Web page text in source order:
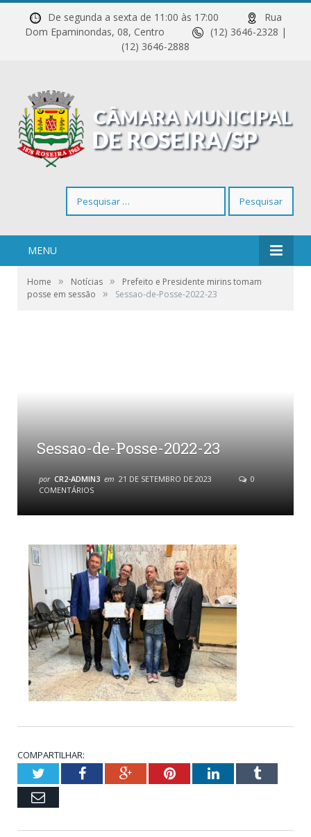
De segunda a sexta de 11:00 às 17:00
Rua
Dom Epaminondas, 08, Centro
(12) 3646-2328 |
(12) 3646-2888
por:
MENU
Home » Notícias »
Prefeito e Presidente mirins tomam
posse em sessão
» Sessao-de-Posse-2022-23
Sessao-de-Posse-2022-23
por CR2-ADMIN3 em 21 DE SETEMBRO DE 2023
0
COMENTÁRIOS
COMPARTILHAR:
TwitterFacebookGoogle+PinterestLinkedInTumblr
Email